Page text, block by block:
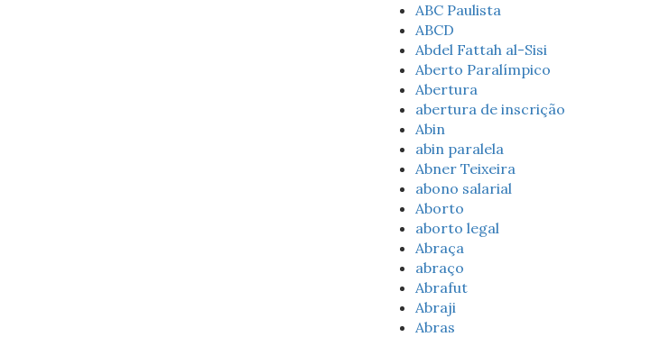
ABC Paulista
ABCD
Abdel Fattah al-Sisi
Aberto Paralímpico
Abertura
abertura de inscrição
Abin
abin paralela
Abner Teixeira
abono salarial
Aborto
aborto legal
Abraça
abraço
Abrafut
Abraji
Abras